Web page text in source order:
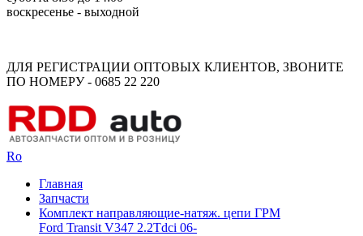
воскресенье - выходной
ДЛЯ РЕГИСТРАЦИИ ОПТОВЫХ КЛИЕНТОВ, ЗВОНИТЕ
ПО НОМЕРУ - 0685 22 220
Ro
Главная
Запчасти
Комплект направляющие-натяж. цепи ГРМ
Ford Transit V347 2.2Tdci 06-